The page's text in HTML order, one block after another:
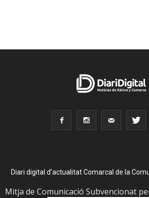
Diari digital d’actualitat Comarcal de la
Mitja de Comunicació Subvencionat